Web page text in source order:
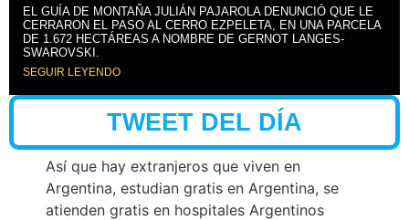
EL GUÍA DE MONTAÑA JULIÁN PAJAROLA DENUNCIÓ QUE LE
CERRARON EL PASO AL CERRO EZPELETA, EN UNA PARCELA
DE 1.672 HECTÁREAS A NOMBRE DE GERNOT LANGES-
SWAROVSKI.
SEGUIR LEYENDO
TWEET DEL DÍA
Así que hay extranjeros que viven en
Argentina, estudian gratis en Argentina, se
atienden gratis en hospitales Argentinos